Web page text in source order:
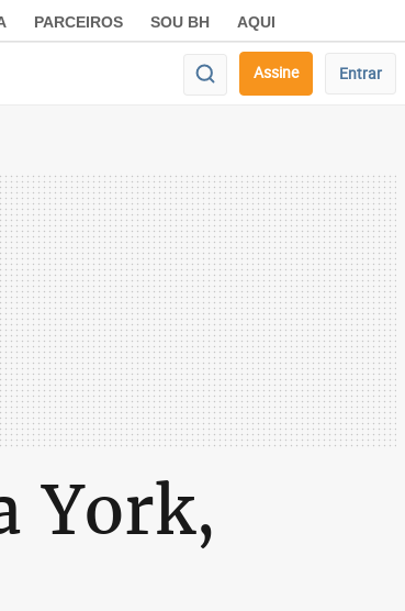
PARCEIROS SOU BH AQUI
Assine Entrar
York,